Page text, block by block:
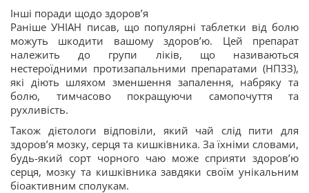
Інші поради щодо здоровʼя
Раніше УНІАН писав, що популярні таблетки від болю
можуть шкодити вашому здоровʼю. Цей препарат
належить до групи ліків, що називаються
нестероїдними протизапальними препаратами (НПЗЗ),
які діють шляхом зменшення запалення, набряку та
болю, тимчасово покращуючи самопочуття та
рухливість.
Також дієтологи відповіли, який чай слід пити для
здоровʼя мозку, серця та кишківника. За їхніми словами,
будь-який сорт чорного чаю може сприяти здоровʼю
серця, мозку та кишківника завдяки своїм унікальним
біоактивним сполукам.